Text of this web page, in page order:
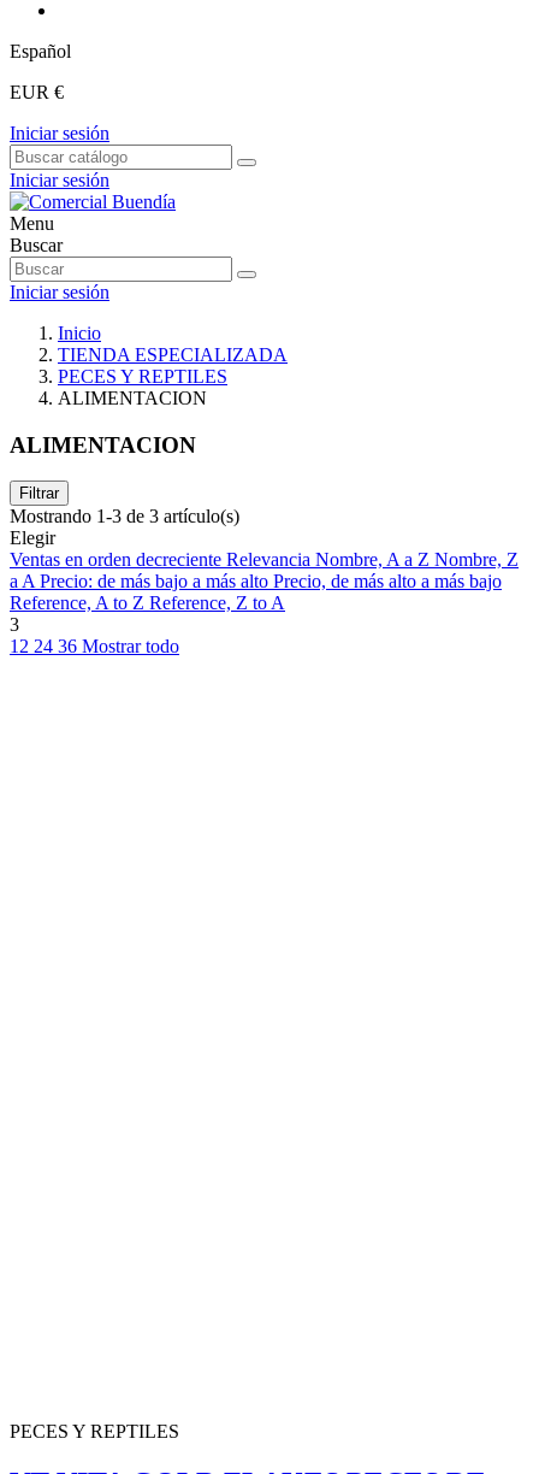
Español
EUR €
Iniciar sesión
Iniciar sesión
Menu
Buscar
Iniciar sesión
Inicio
TIENDA ESPECIALIZADA
PECES Y REPTILES
ALIMENTACION
ALIMENTACION
Filtrar
Mostrando 1-3 de 3 artículo(s)
Elegir
Ventas en orden decreciente Relevancia Nombre, A a Z Nombre, Z
a APrecio: de más bajo a más alto Precio, de más alto a más bajo
Reference, A to Z Reference, Z to A
3
12 24 36 Mostrar todo
PECES Y REPTILES